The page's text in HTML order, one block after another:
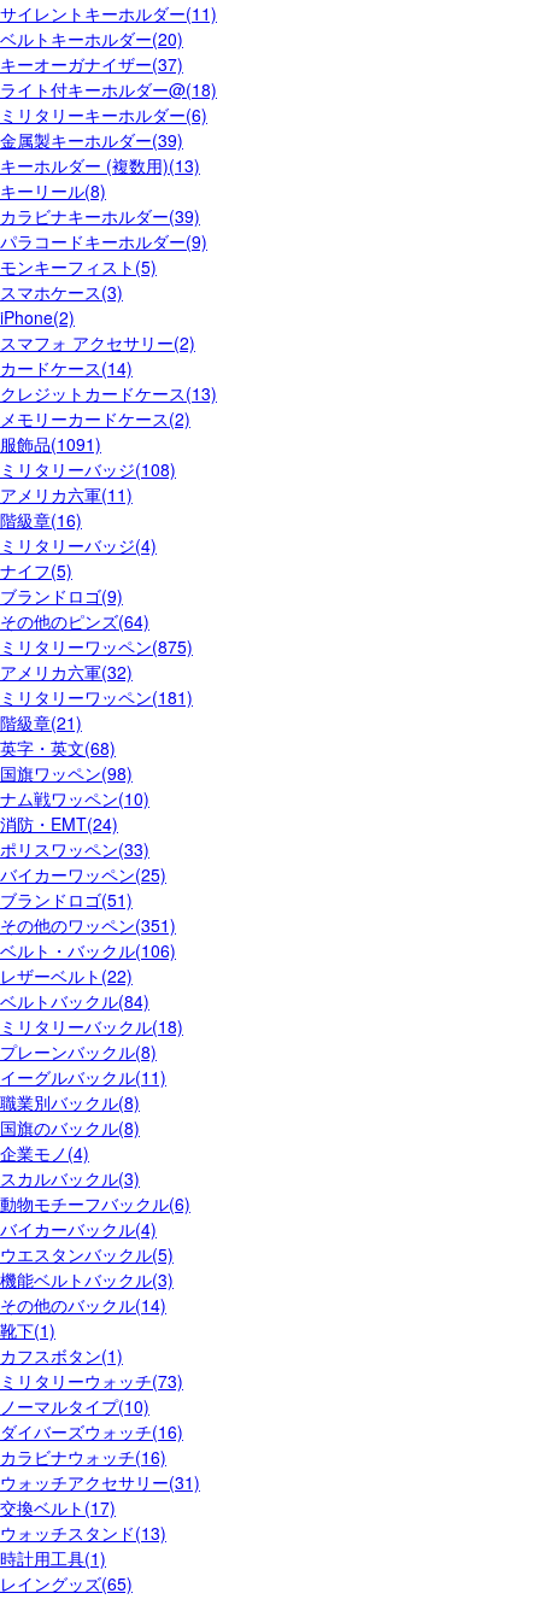
サイレントキーホルダー(11)
ベルトキーホルダー(20)
キーオーガナイザー(37)
ライト付キーホルダー@(18)
ミリタリーキーホルダー(6)
金属製キーホルダー(39)
キーホルダー (複数用)(13)
キーリール(8)
カラビナキーホルダー(39)
パラコードキーホルダー(9)
モンキーフィスト(5)
スマホケース(3)
iPhone(2)
スマフォ アクセサリー(2)
カードケース(14)
クレジットカードケース(13)
メモリーカードケース(2)
服飾品(1091)
ミリタリーバッジ(108)
アメリカ六軍(11)
階級章(16)
ミリタリーバッジ(4)
ナイフ(5)
ブランドロゴ(9)
その他のピンズ(64)
ミリタリーワッペン(875)
アメリカ六軍(32)
ミリタリーワッペン(181)
階級章(21)
英字・英文(68)
国旗ワッペン(98)
ナム戦ワッペン(10)
消防・EMT(24)
ポリスワッペン(33)
バイカーワッペン(25)
ブランドロゴ(51)
その他のワッペン(351)
ベルト・バックル(106)
レザーベルト(22)
ベルトバックル(84)
ミリタリーバックル(18)
プレーンバックル(8)
イーグルバックル(11)
職業別バックル(8)
国旗のバックル(8)
企業モノ(4)
スカルバックル(3)
動物モチーフバックル(6)
バイカーバックル(4)
ウエスタンバックル(5)
機能ベルトバックル(3)
その他のバックル(14)
靴下(1)
カフスボタン(1)
ミリタリーウォッチ(73)
ノーマルタイプ(10)
ダイバーズウォッチ(16)
カラビナウォッチ(16)
ウォッチアクセサリー(31)
交換ベルト(17)
ウォッチスタンド(13)
時計用工具(1)
レイングッズ(65)